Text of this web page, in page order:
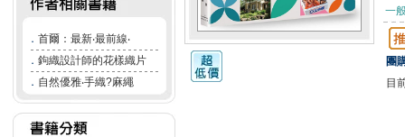
． 首爾：最新‧最前線‧
． 鉤織設計師的花樣織片
． 自然優雅‧手織?麻繩
一
團
目